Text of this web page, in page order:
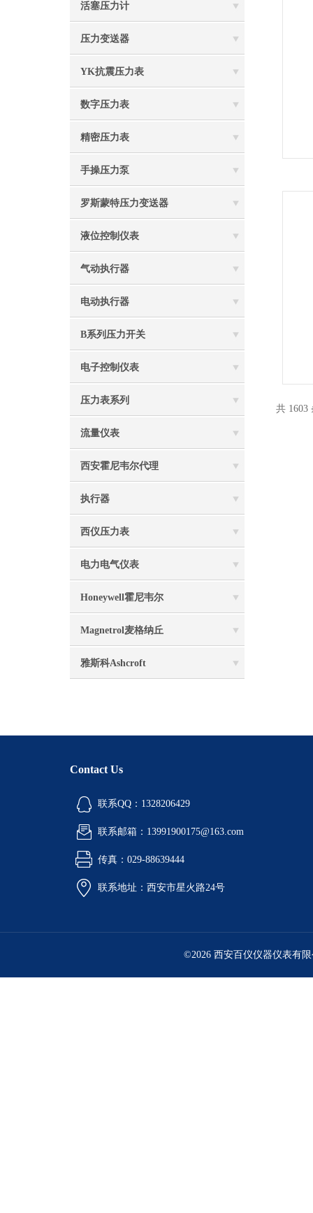
活塞压力计
压力变送器
YK抗震压力表
数字压力表
精密压力表
手操压力泵
罗斯蒙特压力变送器
液位控制仪表
气动执行器
电动执行器
B系列压力开关
电子控制仪表
压力表系列
流量仪表
西安霍尼韦尔代理
执行器
西仪压力表
电力电气仪表
Honeywell霍尼韦尔
Magnetrol麦格纳丘
雅斯科Ashcroft
共 1603
Contact Us
联系QQ：1328206429
联系邮箱：13991900175@163.com
传真：029-88639444
联系地址：西安市星火路24号
©2026 西安百仪仪器仪表有